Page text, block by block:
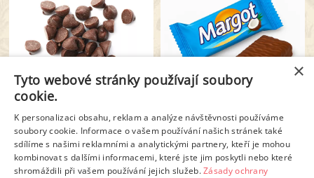
ČOKOLÁDOVÉ KOUSKY MARGOT TYČINKA
×
Tyto webové stránky používají soubory
cookie.
K personalizaci obsahu, reklam a analýze návštěvnosti používáme
soubory cookie. Informace o vašem používání našich stránek také
sdílíme s našimi reklamními a analytickými partnery, kteří je mohou
kombinovat s dalšími informacemi, které jste jim poskytli nebo které
shromáždili při vašem používání jejich služeb.Zásady ochrany